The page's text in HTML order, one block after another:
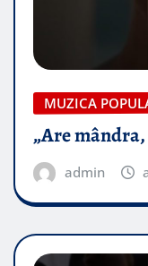
MUZICA
„Are
admin